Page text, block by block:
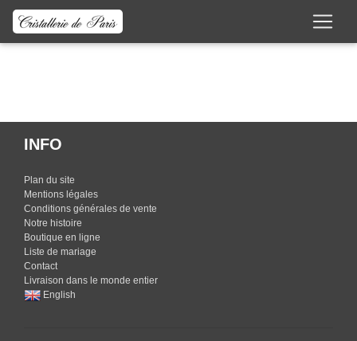
Cet article n'est pas actif !!!
INFO
Plan du site
Mentions légales
Conditions générales de vente
Notre histoire
Boutique en ligne
Liste de mariage
Contact
Livraison dans le monde entier
English